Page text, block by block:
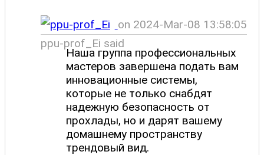
on 2024-Mar-08 13:58:05
ppu-prof_Ei said
Наша группа профессиональных
мастеров завершена подать вам
инновационные системы,
которые не только снабдят
надежную безопасность от
прохлады, но и дарят вашему
домашнему пространству
трендовый вид.